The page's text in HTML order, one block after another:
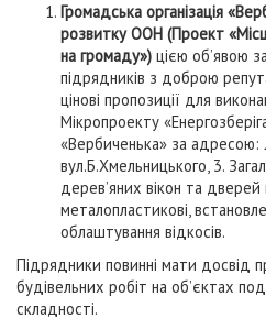
Громадська організація
розвитку ООН (Проект
на громаду») цією об’явою
підрядників з доброю
цінові пропозиції для
Мікропроекту
«Вербиченька» за адресою:
вул.Б.Хмельницького, 3.
дерев’яних вікон та дверей
металопластикові,
облаштування відкосів.
Підрядники повинні мати досвід
будівельних робіт на об’єктах
складності.